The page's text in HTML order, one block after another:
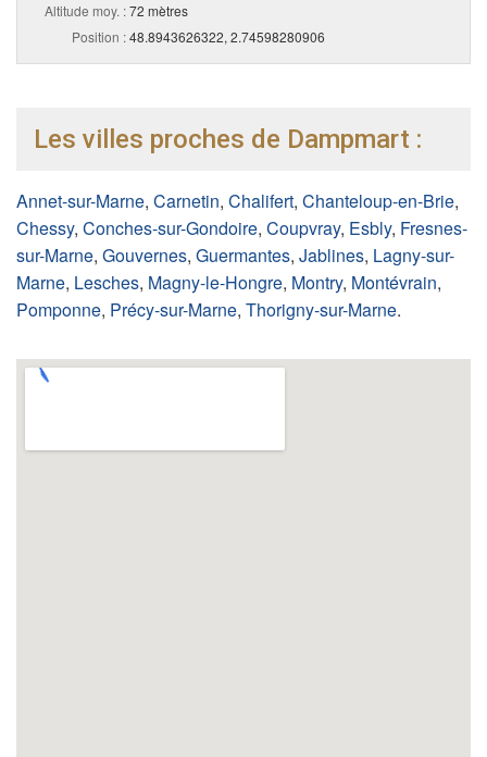
Altitude moy. :72 mètres
Position :48.8943626322, 2.74598280906
Les villes proches de Dampmart :
Annet-sur-Marne, Carnetin, Chalifert, Chanteloup-en-Brie,
Chessy, Conches-sur-Gondoire, Coupvray, Esbly, Fresnes-
sur-Marne, Gouvernes, Guermantes, Jablines, Lagny-sur-
Marne, Lesches, Magny-le-Hongre, Montry, Montévrain,
Pomponne, Précy-sur-Marne, Thorigny-sur-Marne.